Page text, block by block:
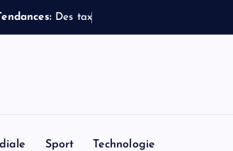
Des tax
Sport Technologie